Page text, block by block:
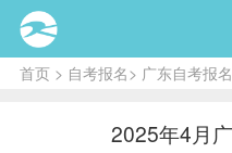
首页> 自考报名> 广东自考报名
2025年4月